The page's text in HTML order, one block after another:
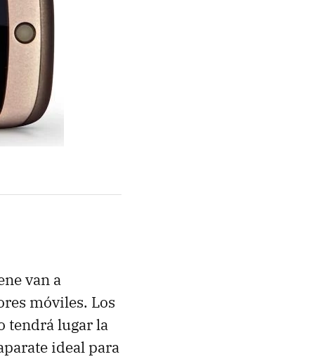
van a
móviles. Los
tendrá lugar la
ideal para